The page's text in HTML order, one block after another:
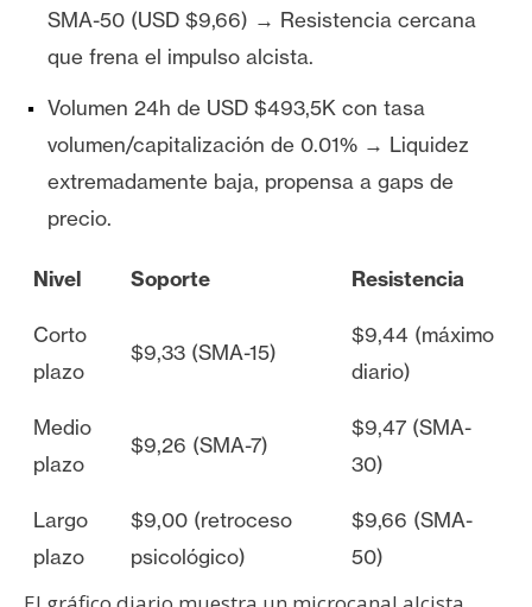
SMA-50 (USD $9,66) → Resistencia cercana
que frena el impulso alcista.
Volumen 24h de USD $493,5K con tasa
volumen/capitalización de 0.01% → Liquidez
extremadamente baja, propensa a gaps de
precio.
Nivel Soporte Resistencia
Corto
plazo
$9,33 (SMA-15)
$9,44 (máximo
diario)
Medio
plazo
$9,26 (SMA-7)
$9,47 (SMA-
30)
Largo
plazo
$9,00 (retroceso
psicológico)
$9,66 (SMA-
50)